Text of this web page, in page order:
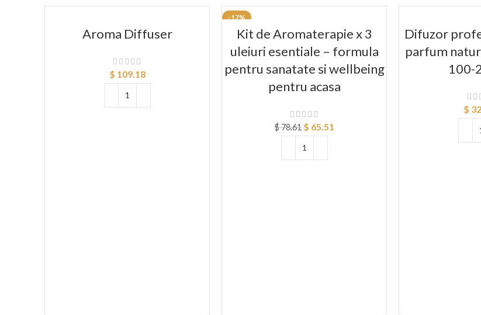
Aroma Diffuser
$ 109.18
-17%
Kit de Aromaterapie x 3
uleiuri esentiale – formula
pentru sanatate si wellbeing
pentru acasa
$78.61 $ 65.51
Difuzor
parfum
100-
$